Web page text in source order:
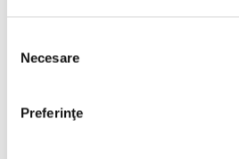
consimțământului
Necesare
Preferinţe